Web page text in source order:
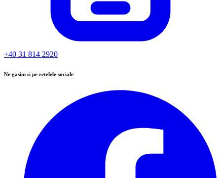
+40 31 814 2920
Ne gasim si pe retelele sociale